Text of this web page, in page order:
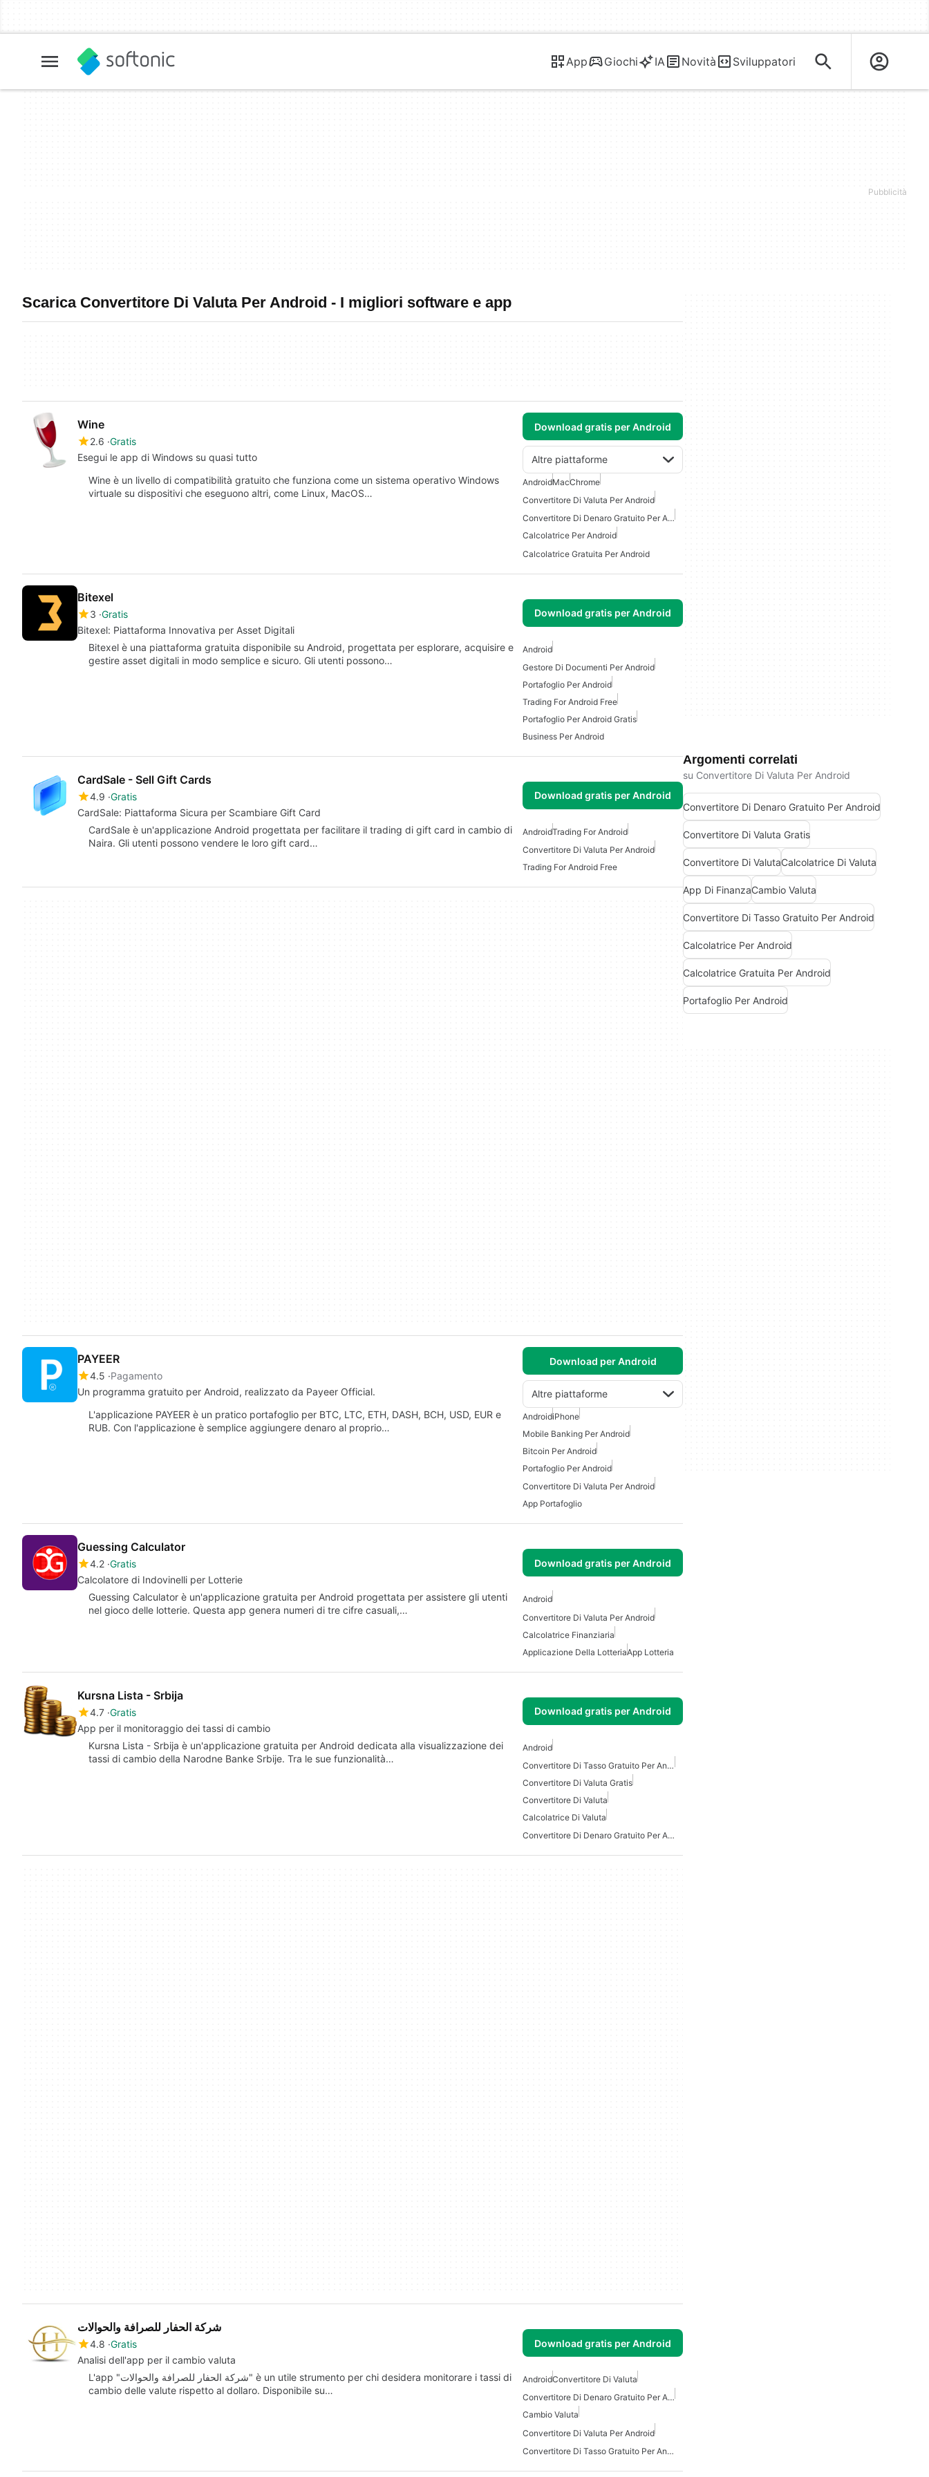
App Giochi IA Novità Sviluppatori
Scarica Convertitore Di Valuta Per Android - I migliori software e app
Wine
2.6 Gratis
Esegui le app di Windows su quasi tutto
Download gratis per Android
Altre piattaforme
Wine è un livello di compatibilità gratuito che funziona come un sistema operativo Windows
virtuale su dispositivi che eseguono altri, come Linux, MacOS…
AndroidMacChrome
Convertitore Di Valuta Per Android
Convertitore Di Denaro Gratuito Per Android
Calcolatrice Per Android
Calcolatrice Gratuita Per Android
Bitexel
3 Gratis
Bitexel: Piattaforma Innovativa per Asset Digitali
Download gratis per Android
Bitexel è una piattaforma gratuita disponibile su Android, progettata per esplorare, acquisire e
gestire asset digitali in modo semplice e sicuro. Gli utenti possono…
Android
Gestore Di Documenti Per Android
Portafoglio Per Android
Trading For Android Free
Portafoglio Per Android Gratis
Business Per Android
CardSale - Sell Gift Cards
4.9 Gratis
CardSale: Piattaforma Sicura per Scambiare Gift Card
Download gratis per Android
CardSale è un'applicazione Android progettata per facilitare il trading di gift card in cambio di
Naira. Gli utenti possono vendere le loro gift card…
AndroidTrading For Android
Convertitore Di Valuta Per Android
Trading For Android Free
PAYEER
4.5 Pagamento
Un programma gratuito per Android, realizzato da Payeer Official.
Download per Android
Altre piattaforme
L'applicazione PAYEER è un pratico portafoglio per BTC, LTC, ETH, DASH, BCH, USD, EUR e
RUB. Con l'applicazione è semplice aggiungere denaro al proprio…
AndroidiPhone
Mobile Banking Per Android
Bitcoin Per Android
Portafoglio Per Android
Convertitore Di Valuta Per Android
App Portafoglio
Guessing Calculator
4.2 Gratis
Calcolatore di Indovinelli per Lotterie
Download gratis per Android
Guessing Calculator è un'applicazione gratuita per Android progettata per assistere gli utenti
nel gioco delle lotterie. Questa app genera numeri di tre cifre casuali,…
Android
Convertitore Di Valuta Per Android
Calcolatrice Finanziaria
Applicazione Della LotteriaApp Lotteria
Kursna Lista - Srbija
4.7 Gratis
App per il monitoraggio dei tassi di cambio
Download gratis per Android
Kursna Lista - Srbija è un'applicazione gratuita per Android dedicata alla visualizzazione dei
tassi di cambio della Narodne Banke Srbije. Tra le sue funzionalità…
Android
Convertitore Di Tasso Gratuito Per Android
Convertitore Di Valuta Gratis
Convertitore Di Valuta
Calcolatrice Di Valuta
Convertitore Di Denaro Gratuito Per Android
شركة الحفار للصرافة والحوالات
4.8 Gratis
Analisi dell'app per il cambio valuta
Download gratis per Android
L'app "شركة الحفار للصرافة والحوالات" è un utile strumento per chi desidera monitorare i tassi di
cambio delle valute rispetto al dollaro. Disponibile su…
AndroidConvertitore Di Valuta
Convertitore Di Denaro Gratuito Per Android
Cambio Valuta
Convertitore Di Valuta Per Android
Convertitore Di Tasso Gratuito Per Android
Argomenti correlati
su Convertitore Di Valuta Per Android
Convertitore Di Denaro Gratuito Per Android
Convertitore Di Valuta Gratis
Convertitore Di ValutaCalcolatrice Di Valuta
App Di FinanzaCambio Valuta
Convertitore Di Tasso Gratuito Per Android
Calcolatrice Per Android
Calcolatrice Gratuita Per Android
Portafoglio Per Android